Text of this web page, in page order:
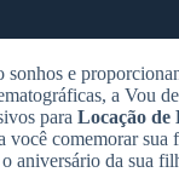
sonhos e
a Vou
para Locação de
você comemorar sua
aniversário da sua